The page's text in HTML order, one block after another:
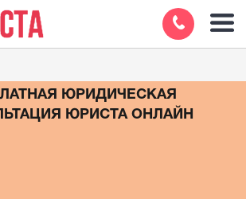
ЮРИДИЧЕСКАЯ
ЮРИСТА ОНЛАЙН